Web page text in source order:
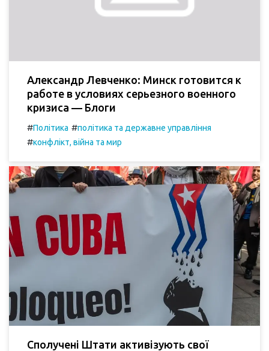
Александр Левченко: Минск готовится к
работе в условиях серьезного военного
кризиса — Блоги
#Політика #політика та державне управління
#конфлікт, війна та мир
Сполучені Штати активізують свої